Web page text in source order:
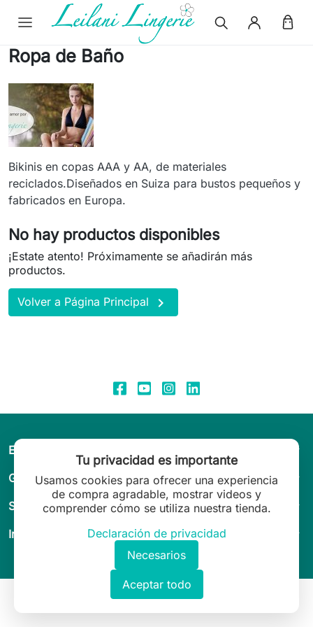
Ropa de Baño
Bikinis en copas AAA y AA, de materiales
reciclados.Diseñados en Suiza para bustos pequeños y
fabricados en Europa.
No hay productos disponibles
¡Estate atento! Próximamente se añadirán más
productos.
Volver a Página Principal 
El mundo de Leilani Lingerie arrow_drop_down
Guía & asesoramiento arrow_drop_down
Servicio al Cliente arrow_drop_down
Información legal arrow_drop_down
Tu privacidad es importante
Usamos cookies para ofrecer una experiencia
de compra agradable, mostrar videos y
comprender cómo se utiliza nuestra tienda.
Declaración de privacidad
Necesarios
Aceptar todo